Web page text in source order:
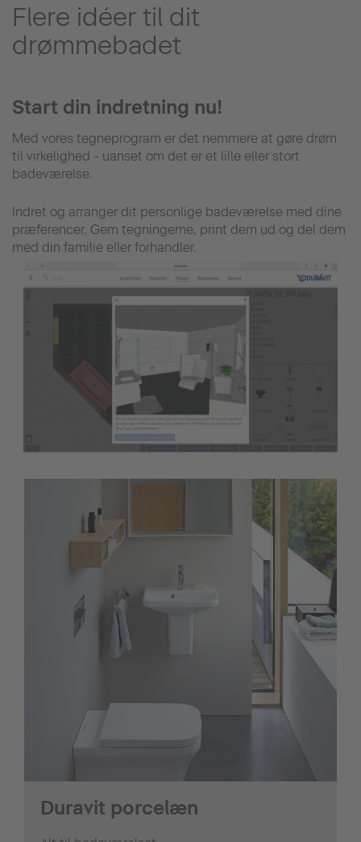
Flere idéer til dit
drømmebadet
Start din indretning nu!
Med vores tegneprogram er det nemmere at gøre drøm
til virkelighed - uanset om det er et lille eller stort
badeværelse.
Indret og arranger dit personlige badeværelse med dine
præferencer. Gem tegningerne, print dem ud og del dem
med din familie eller forhandler.
Duravit porcelæn